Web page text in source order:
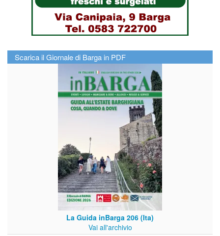
Scarica il Giornale di Barga in PDF
La Guida inBarga 206 (Ita)
Vai all'archivio